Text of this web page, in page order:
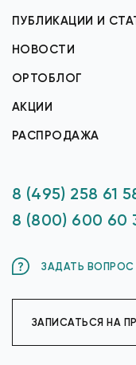
ПУБЛИКАЦИИ И
НОВОСТИ
ОРТОБЛОГ
АКЦИИ
РАСПРОДАЖА
8 (495) 258 61
8 (800) 600 60
ЗАДАТЬ
ЗАПИСАТЬСЯ НА